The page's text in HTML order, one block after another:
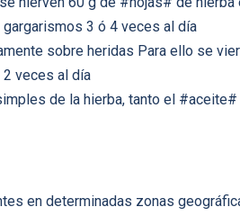
3 ó 4 veces al día
sobre heridas Para ello se
2 veces al día
de la hierba, tanto el
en determinadas zonas